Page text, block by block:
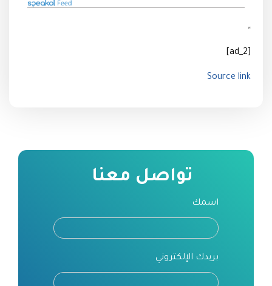
[ad_2]
Source link
تواصل معنا
اسمك
بريدك الإلكتروني